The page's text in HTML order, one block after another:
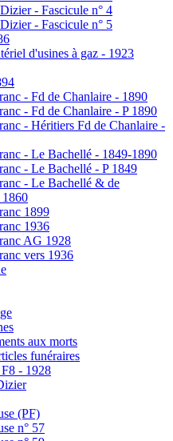
- Fascicule n° 4
- Fascicule n° 5
d'usines à gaz - 1923
- Fd de Chanlaire - 1890
- Fd de Chanlaire - P 1890
- Héritiers Fd de Chanlaire -
- Le Bachellé - 1849-1890
- Le Bachellé - P 1849
- Le Bachellé & de
1860
1899
1936
AG 1928
vers 1936
aux morts
funéraires
- 1928
(PF)
n° 57